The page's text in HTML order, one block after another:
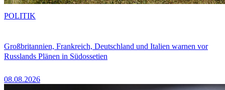
Großbritannien, Frankreich, Deutschland und Italien warnen vor
Russlands Plänen in Südossetien
08.08.2026
POLITIK